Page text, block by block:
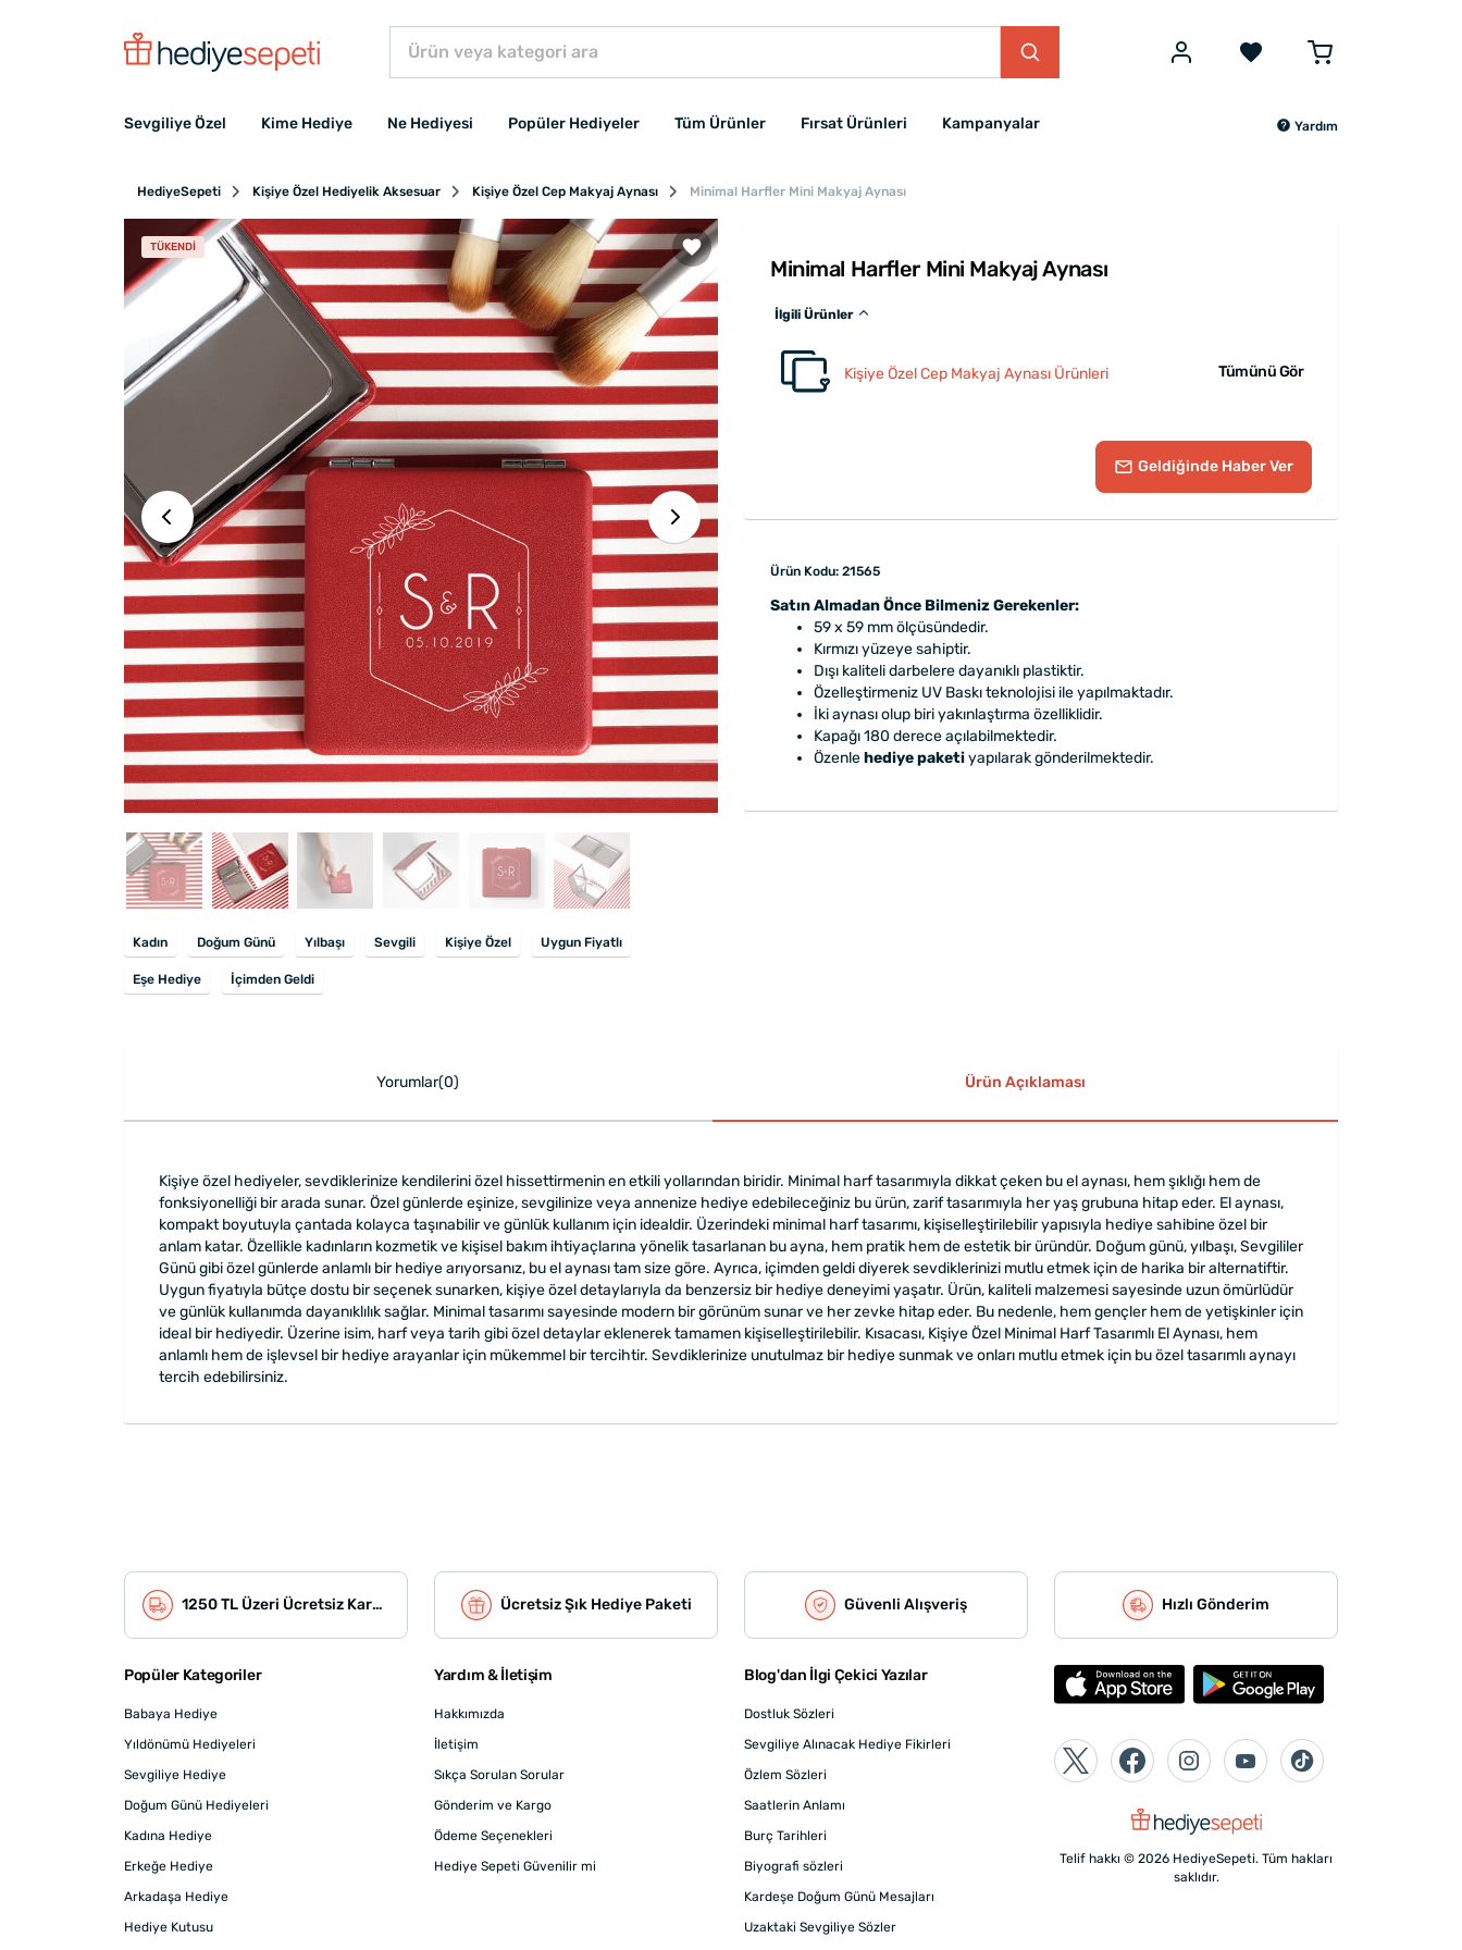
Sevgiliye Özel Kime Hediye Ne Hediyesi Popüler Hediyeler Tüm Ürünler Fırsat Ürünleri Kampanyalar Yardım
HediyeSepeti Kişiye Özel Hediyelik Aksesuar Kişiye Özel Cep Makyaj Aynası Minimal Harfler Mini Makyaj Aynası
TÜKENDI
Kadın Doğum Günü Yılbaşı Sevgili Kişiye Özel Uygun Fiyatlı
Eşe Hediye İçimden Geldi
Minimal Harfler Mini Makyaj Aynası
İlgili Ürünler
Kişiye Özel Cep Makyaj Aynası Ürünleri Tümünü Gör
Geldiğinde Haber Ver
Ürün Kodu: 21565
Satın Almadan Önce Bilmeniz Gerekenler:
59 x 59 mm ölçüsündedir.
Kırmızı yüzeye sahiptir.
Dışı kaliteli darbelere dayanıklı plastiktir.
Özelleştirmeniz UV Baskı teknolojisi ile yapılmaktadır.
İki aynası olup biri yakınlaştırma özelliklidir.
Kapağı 180 derece açılabilmektedir.
Özenlehediye paketiyapılarak gönderilmektedir.
Yorumlar(0) Ürün Açıklaması
Kişiye özel hediyeler, sevdiklerinize kendilerini özel hissettirmenin en etkili yollarından biridir. Minimal harf tasarımıyla dikkat çeken bu el aynası, hem şıklığı hem de
fonksiyonelliği bir arada sunar. Özel günlerde eşinize, sevgilinize veya annenize hediye edebileceğiniz bu ürün, zarif tasarımıyla her yaş grubuna hitap eder. El aynası,
kompakt boyutuyla çantada kolayca taşınabilir ve günlük kullanım için idealdir. Üzerindeki minimal harf tasarımı, kişiselleştirilebilir yapısıyla hediye sahibine özel bir
anlam katar. Özellikle kadınların kozmetik ve kişisel bakım ihtiyaçlarına yönelik tasarlanan bu ayna, hem pratik hem de estetik bir üründür. Doğum günü, yılbaşı, Sevgililer
Günü gibi özel günlerde anlamlı bir hediye arıyorsanız, bu el aynası tam size göre. Ayrıca, içimden geldi diyerek sevdiklerinizi mutlu etmek için de harika bir alternatiftir.
Uygun fiyatıyla bütçe dostu bir seçenek sunarken, kişiye özel detaylarıyla da benzersiz bir hediye deneyimi yaşatır. Ürün, kaliteli malzemesi sayesinde uzun ömürlüdür
ve günlük kullanımda dayanıklılık sağlar. Minimal tasarımı sayesinde modern bir görünüm sunar ve her zevke hitap eder. Bu nedenle, hem gençler hem de yetişkinler için
ideal bir hediyedir. Üzerine isim, harf veya tarih gibi özel detaylar eklenerek tamamen kişiselleştirilebilir. Kısacası, Kişiye Özel Minimal Harf Tasarımlı El Aynası, hem
anlamlı hem de işlevsel bir hediye arayanlar için mükemmel bir tercihtir. Sevdiklerinize unutulmaz bir hediye sunmak ve onları mutlu etmek için bu özel tasarımlı aynayı
tercih edebilirsiniz.
1250 TL Üzeri Ücretsiz Kargo Ücretsiz Şık Hediye Paketi Güvenli Alışveriş Hızlı Gönderim
Popüler Kategoriler
Babaya Hediye
Yıldönümü Hediyeleri
Sevgiliye Hediye
Doğum Günü Hediyeleri
Kadına Hediye
Erkeğe Hediye
Arkadaşa Hediye
Hediye Kutusu
Yardım & İletişim
Hakkımızda
İletişim
Sıkça Sorulan Sorular
Gönderim ve Kargo
Ödeme Seçenekleri
Hediye Sepeti Güvenilir mi
Blog'dan İlgi Çekici Yazılar
Dostluk Sözleri
Sevgiliye Alınacak Hediye Fikirleri
Özlem Sözleri
Saatlerin Anlamı
Burç Tarihleri
Biyografi sözleri
Kardeşe Doğum Günü Mesajları
Uzaktaki Sevgiliye Sözler
Telif hakkı © 2026 HediyeSepeti. Tüm hakları
saklıdır.